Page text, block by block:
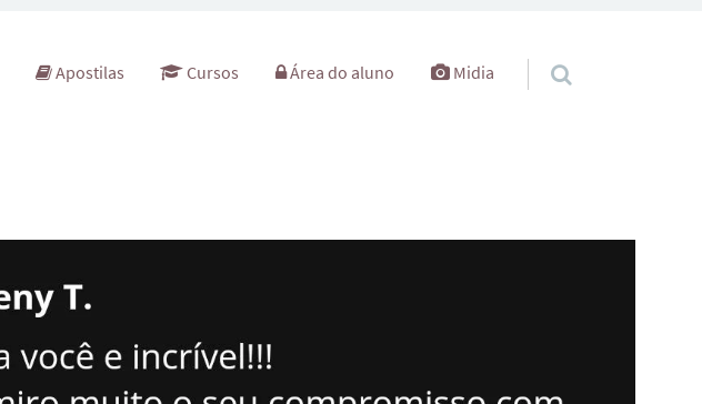
o conteúdo
Apostilas Cursos Área do aluno Midia